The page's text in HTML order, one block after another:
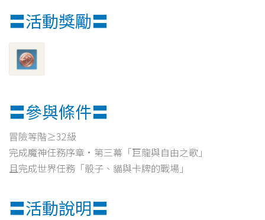
〓活動獎勵〓
〓參與條件〓
冒險等階≥32級
完成魔神任務序章·第三幕「巨龍與自由之歌」
且完成世界任務「骰子、貓與卡牌的戰場」
〓活動說明〓